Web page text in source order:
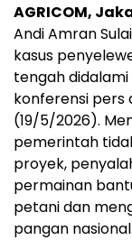
AGRICOM,
Andi Amran
kasus
tengah
konferensi pers
(19/5/2026).
pemerintah
proyek,
permainan
petani dan
pangan nasional.